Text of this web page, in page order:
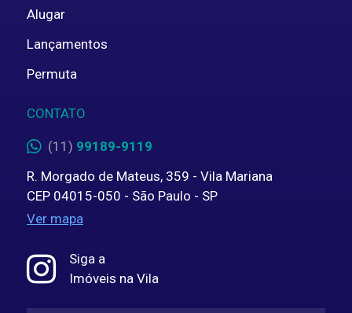
Alugar
Lançamentos
Permuta
CONTATO
(11) 99189-9119
R. Morgado de Mateus, 359 - Vila Mariana
CEP 04015-050 - São Paulo - SP
Ver mapa
Siga a
Imóveis na Vila